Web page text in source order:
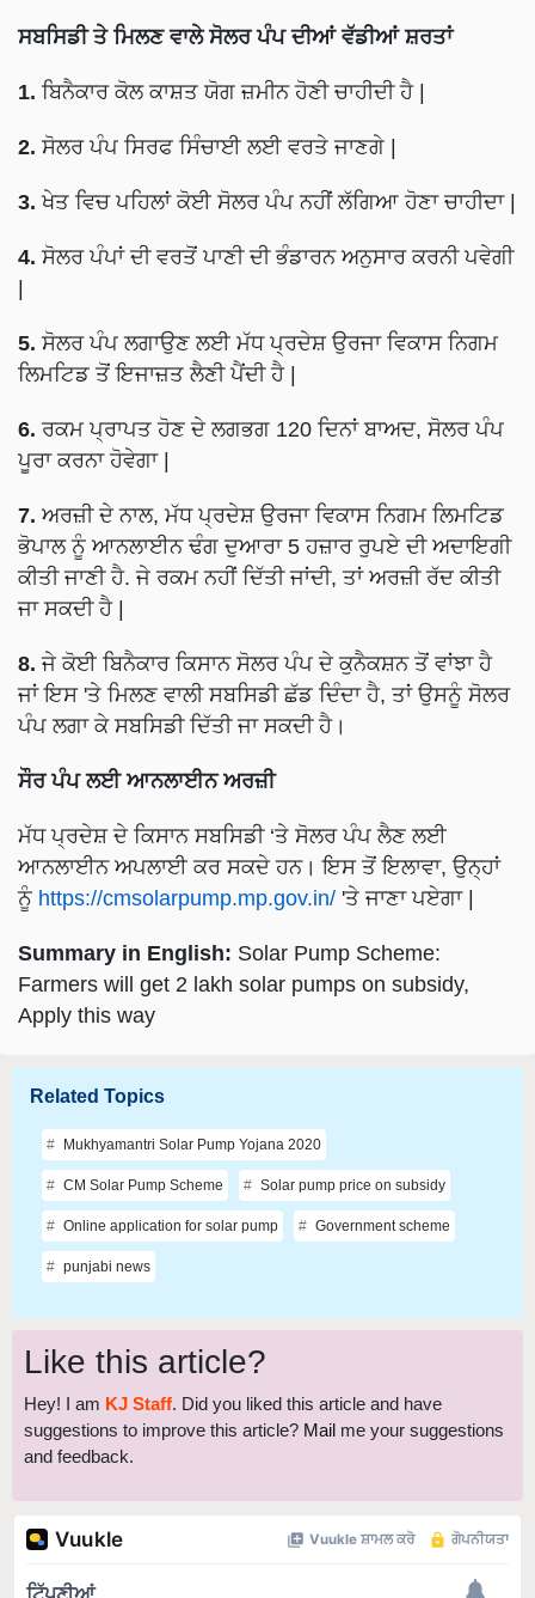
ਸਬਸਿਡੀ ਤੇ ਮਿਲਣ ਵਾਲੇ ਸੋਲਰ ਪੰਪ ਦੀਆਂ ਵੱਡੀਆਂ ਸ਼ਰਤਾਂ
1. ਬਿਨੈਕਾਰ ਕੋਲ ਕਾਸ਼ਤ ਯੋਗ ਜ਼ਮੀਨ ਹੋਣੀ ਚਾਹੀਦੀ ਹੈ |
2. ਸੋਲਰ ਪੰਪ ਸਿਰਫ ਸਿੰਚਾਈ ਲਈ ਵਰਤੇ ਜਾਣਗੇ |
3. ਖੇਤ ਵਿਚ ਪਹਿਲਾਂ ਕੋਈ ਸੋਲਰ ਪੰਪ ਨਹੀਂ ਲੱਗਿਆ ਹੋਣਾ ਚਾਹੀਦਾ |
4. ਸੋਲਰ ਪੰਪਾਂ ਦੀ ਵਰਤੋਂ ਪਾਣੀ ਦੀ ਭੰਡਾਰਨ ਅਨੁਸਾਰ ਕਰਨੀ ਪਵੇਗੀ
|
5. ਸੋਲਰ ਪੰਪ ਲਗਾਉਣ ਲਈ ਮੱਧ ਪ੍ਰਦੇਸ਼ ਉਰਜਾ ਵਿਕਾਸ ਨਿਗਮ
ਲਿਮਟਿਡ ਤੋਂ ਇਜਾਜ਼ਤ ਲੈਣੀ ਪੈਂਦੀ ਹੈ |
6. ਰਕਮ ਪ੍ਰਾਪਤ ਹੋਣ ਦੇ ਲਗਭਗ 120 ਦਿਨਾਂ ਬਾਅਦ, ਸੋਲਰ ਪੰਪ
ਪੂਰਾ ਕਰਨਾ ਹੋਵੇਗਾ |
7. ਅਰਜ਼ੀ ਦੇ ਨਾਲ, ਮੱਧ ਪ੍ਰਦੇਸ਼ ਉਰਜਾ ਵਿਕਾਸ ਨਿਗਮ ਲਿਮਟਿਡ
ਭੋਪਾਲ ਨੂੰ ਆਨਲਾਈਨ ਢੰਗ ਦੁਆਰਾ 5 ਹਜ਼ਾਰ ਰੁਪਏ ਦੀ ਅਦਾਇਗੀ
ਕੀਤੀ ਜਾਣੀ ਹੈ. ਜੇ ਰਕਮ ਨਹੀਂ ਦਿੱਤੀ ਜਾਂਦੀ, ਤਾਂ ਅਰਜ਼ੀ ਰੱਦ ਕੀਤੀ
ਜਾ ਸਕਦੀ ਹੈ |
8. ਜੇ ਕੋਈ ਬਿਨੈਕਾਰ ਕਿਸਾਨ ਸੋਲਰ ਪੰਪ ਦੇ ਕੁਨੈਕਸ਼ਨ ਤੋਂ ਵਾਂਝਾ ਹੈ
ਜਾਂ ਇਸ 'ਤੇ ਮਿਲਣ ਵਾਲੀ ਸਬਸਿਡੀ ਛੱਡ ਦਿੰਦਾ ਹੈ, ਤਾਂ ਉਸਨੂੰ ਸੋਲਰ
ਪੰਪ ਲਗਾ ਕੇ ਸਬਸਿਡੀ ਦਿੱਤੀ ਜਾ ਸਕਦੀ ਹੈ।
ਸੌਰ ਪੰਪ ਲਈ ਆਨਲਾਈਨ ਅਰਜ਼ੀ
ਮੱਧ ਪ੍ਰਦੇਸ਼ ਦੇ ਕਿਸਾਨ ਸਬਸਿਡੀ ‘ਤੇ ਸੋਲਰ ਪੰਪ ਲੈਣ ਲਈ
ਆਨਲਾਈਨ ਅਪਲਾਈ ਕਰ ਸਕਦੇ ਹਨ। ਇਸ ਤੋਂ ਇਲਾਵਾ, ਉਨ੍ਹਾਂ
ਨੂੰ https://cmsolarpump.mp.gov.in/ 'ਤੇ ਜਾਣਾ ਪਏਗਾ |
Summary in English: Solar Pump Scheme:
Farmers will get 2 lakh solar pumps on subsidy,
Apply this way
Related Topics
Mukhyamantri Solar Pump Yojana 2020
CM Solar Pump Scheme Solar pump price on subsidy
Online application for solar pump Government scheme
punjabi news
Like this article?
Hey! I am KJ Staff. Did you liked this article and have
suggestions to improve this article? Mail me your suggestions
and feedback.